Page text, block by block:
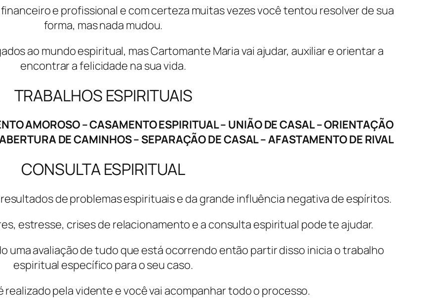
e profissional e com certeza muitas vezes você tentou resolver de sua
forma, mas nada mudou.
ao mundo espiritual, mas Cartomante Maria vai ajudar, auxiliar e orientar a
encontrar a felicidade na sua vida.
TRABALHOS ESPIRITUAIS
AMOROSO – CASAMENTO ESPIRITUAL – UNIÃO DE CASAL – ORIENTAÇÃO
DE CAMINHOS – SEPARAÇÃO DE CASAL – AFASTAMENTO DE RIVAL
CONSULTA ESPIRITUAL
de problemas espirituais e da grande influência negativa de espíritos.
estresse, crises de relacionamento e a consulta espiritual pode te ajudar.
uma avaliação de tudo que está ocorrendo então partir disso inicia o trabalho
espiritual específico para o seu caso.
realizado pela vidente e você vai acompanhar todo o processo.